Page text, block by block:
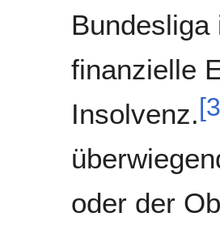
finanzielle
Insolvenz.[3
oder der